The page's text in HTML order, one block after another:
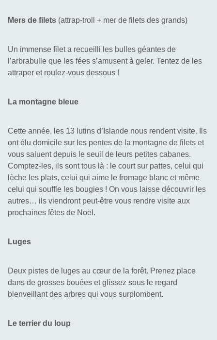
Mers de filets (attrap-troll + mer de filets des grands)
Un immense filet a recueilli les bulles géantes de
l’arbrabulle que les fées s’amusent à geler. Tentez de les
attraper et roulez-vous dessous !
La montagne bleue
Cette année, les 13 lutins d’Islande nous rendent visite. Ils
ont élu domicile sur les pentes de la montagne de filets et
vous saluent depuis le seuil de leurs petites cabanes.
Comptez-les, ils sont tous là : le court sur pattes, celui qui
lèche les plats, celui qui aime le fromage blanc et même
celui qui souffle les bougies ! On vous laisse découvrir les
autres… ils viendront peut-être vous rendre visite aux
prochaines fêtes de Noël.
Luges
Deux pistes de luges au cœur de la forêt. Prenez place
dans de grosses bouées et glissez sous le regard
bienveillant des arbres qui vous surplombent.
Le terrier du loup